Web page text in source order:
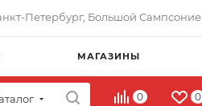
Петербург, Большой
МАГАЗИНЫ
0 0